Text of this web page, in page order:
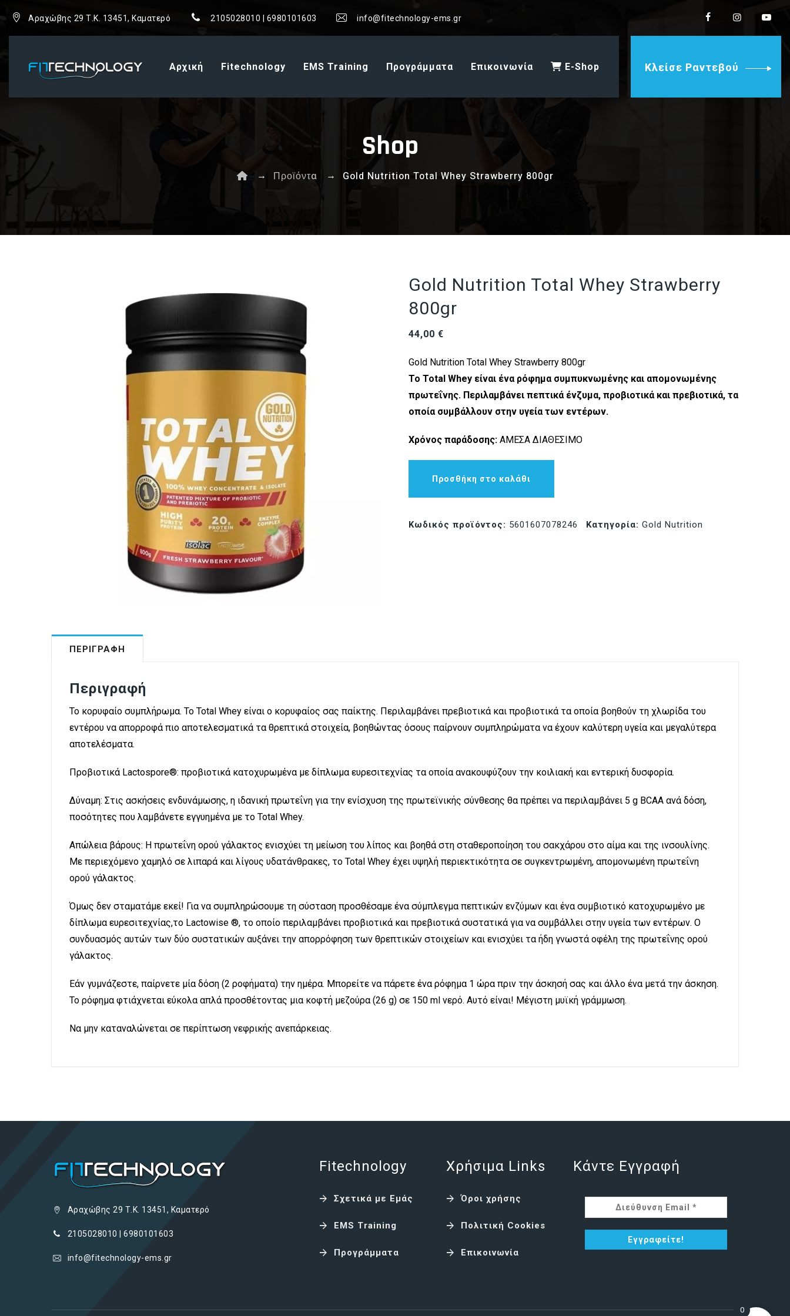
Αραχώβης 29 Τ.Κ. 13451, Καματερό 2105028010 | 6980101603 info@fitechnology-ems.gr
Αρχική Fitechnology EMS Training Προγράμματα Επικοινωνία E-Shop Κλείσε Ραντεβού
Shop
→ Προϊόντα → Gold Nutrition Total Whey Strawberry 800gr
Gold Nutrition Total Whey Strawberry
800gr
44,00€
Gold Nutrition Total Whey Strawberry 800gr
Το Total Whey είναι ένα ρόφημα συμπυκνωμένης και απομονωμένης
πρωτεΐνης. Περιλαμβάνει πεπτικά ένζυμα, προβιοτικά και πρεβιοτικά, τα
οποία συμβάλλουν στην υγεία των εντέρων.
Χρόνος παράδοσης: ΑΜΕΣΑ ΔΙΑΘΕΣΙΜΟ
Προσθήκη στο καλάθι
Κωδικός προϊόντος: 5601607078246 Κατηγορία:Gold Nutrition
ΠΕΡΙΓΡΑΦΉ
Περιγραφή
Το κορυφαίο συμπλήρωμα. Το Total Whey είναι ο κορυφαίος σας παίκτης. Περιλαμβάνει πρεβιοτικά και προβιοτικά τα οποία βοηθούν τη χλωρίδα του
εντέρου να απορροφά πιο αποτελεσματικά τα θρεπτικά στοιχεία, βοηθώντας όσους παίρνουν συμπληρώματα να έχουν καλύτερη υγεία και μεγαλύτερα
αποτελέσματα.
Προβιοτικά Lactospore®: προβιοτικά κατοχυρωμένα με δίπλωμα ευρεσιτεχνίας τα οποία ανακουφύζουν την κοιλιακή και εντερική δυσφορία.
Δύναμη: Στις ασκήσεις ενδυνάμωσης, η ιδανική πρωτεΐνη για την ενίσχυση της πρωτεϊνικής σύνθεσης θα πρέπει να περιλαμβάνει 5 g BCAA ανά δόση,
ποσότητες που λαμβάνετε εγγυημένα με το Total Whey.
Απώλεια βάρους: Η πρωτεΐνη ορού γάλακτος ενισχύει τη μείωση του λίπος και βοηθά στη σταθεροποίηση του σακχάρου στο αίμα και της ινσουλίνης.
Με περιεχόμενο χαμηλό σε λιπαρά και λίγους υδατάνθρακες, το Total Whey έχει υψηλή περιεκτικότητα σε συγκεντρωμένη, απομονωμένη πρωτεΐνη
ορού γάλακτος.
Όμως δεν σταματάμε εκεί! Για να συμπληρώσουμε τη σύσταση προσθέσαμε ένα σύμπλεγμα πεπτικών ενζύμων και ένα συμβιοτικό κατοχυρωμένο με
δίπλωμα ευρεσιτεχνίας,το Lactowise ®, το οποίο περιλαμβάνει προβιοτικά και πρεβιοτικά συστατικά για να συμβάλλει στην υγεία των εντέρων. Ο
συνδυασμός αυτών των δύο συστατικών αυξάνει την απορρόφηση των θρεπτικών στοιχείων και ενισχύει τα ήδη γνωστά οφέλη της πρωτεΐνης ορού
γάλακτος.
Εάν γυμνάζεστε, παίρνετε μία δόση (2 ροφήματα) την ημέρα. Μπορείτε να πάρετε ένα ρόφημα 1 ώρα πριν την άσκησή σας και άλλο ένα μετά την άσκηση.
Το ρόφημα φτιάχνεται εύκολα απλά προσθέτοντας μια κοφτή μεζούρα (26 g) σε 150 ml νερό. Αυτό είναι! Μέγιστη μυϊκή γράμμωση.
Να μην καταναλώνεται σε περίπτωση νεφρικής ανεπάρκειας.
Αραχώβης 29 Τ.Κ. 13451, Καματερό
2105028010 | 6980101603
info@fitechnology-ems.gr
Fitechnology
Σχετικά με Εμάς
EMS Training
Προγράμματα
Χρήσιμα Links
Όροι χρήσης
Πολιτική Cookies
Επικοινωνία
Κάντε Εγγραφή
0